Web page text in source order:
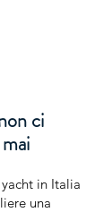
ci
in Italia
una